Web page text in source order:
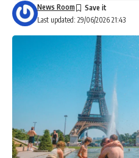
Last updated: 29/06/2026 21:43
News Room